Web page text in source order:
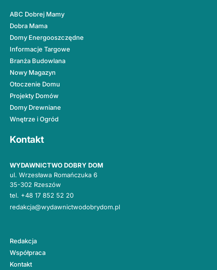
ABC Dobrej Mamy
Dobra Mama
Domy Energooszczędne
Informacje Targowe
Branża Budowlana
Nowy Magazyn
Otoczenie Domu
Projekty Domów
Domy Drewniane
Wnętrze i Ogród
Kontakt
WYDAWNICTWO DOBRY DOM
ul. Wrzesława Romańczuka 6
35-302 Rzeszów
tel. +48 17 852 52 20
redakcja@wydawnictwodobrydom.pl
Redakcja
Współpraca
Kontakt